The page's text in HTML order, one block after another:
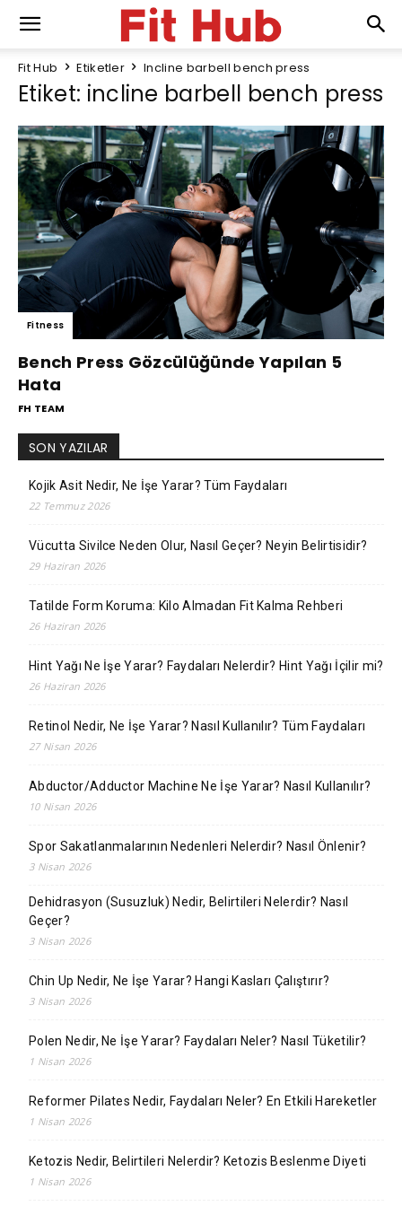
Fit Hub Etiketler Incline barbell bench press
Etiket: incline barbell bench press
Fitness
Bench Press Gözcülüğünde Yapılan 5
Hata
FH TEAM
SON YAZILAR
Kojik Asit Nedir, Ne İşe Yarar? Tüm Faydaları
22 Temmuz 2026
Vücutta Sivilce Neden Olur, Nasıl Geçer? Neyin Belirtisidir?
29 Haziran 2026
Tatilde Form Koruma: Kilo Almadan Fit Kalma Rehberi
26 Haziran 2026
Hint Yağı Ne İşe Yarar? Faydaları Nelerdir? Hint Yağı İçilir mi?
26 Haziran 2026
Retinol Nedir, Ne İşe Yarar? Nasıl Kullanılır? Tüm Faydaları
27 Nisan 2026
Abductor/Adductor Machine Ne İşe Yarar? Nasıl Kullanılır?
10 Nisan 2026
Spor Sakatlanmalarının Nedenleri Nelerdir? Nasıl Önlenir?
3 Nisan 2026
Dehidrasyon (Susuzluk) Nedir, Belirtileri Nelerdir? Nasıl
Geçer?
3 Nisan 2026
Chin Up Nedir, Ne İşe Yarar? Hangi Kasları Çalıştırır?
3 Nisan 2026
Polen Nedir, Ne İşe Yarar? Faydaları Neler? Nasıl Tüketilir?
1 Nisan 2026
Reformer Pilates Nedir, Faydaları Neler? En Etkili Hareketler
1 Nisan 2026
Ketozis Nedir, Belirtileri Nelerdir? Ketozis Beslenme Diyeti
1 Nisan 2026